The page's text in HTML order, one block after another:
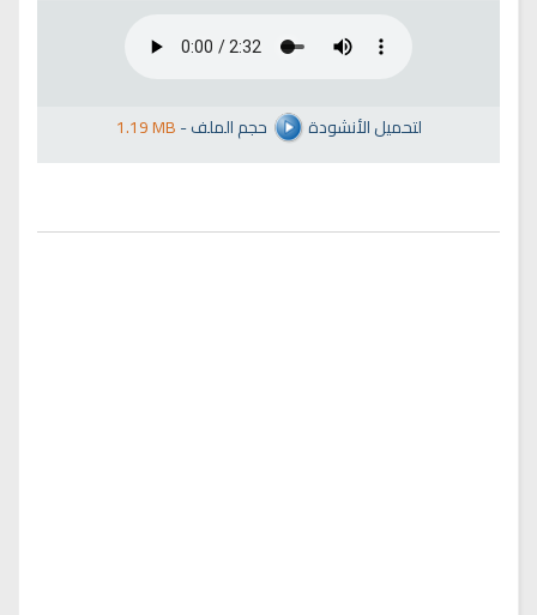
1.19 MB- لتحميل الأنشودة حجم الملف